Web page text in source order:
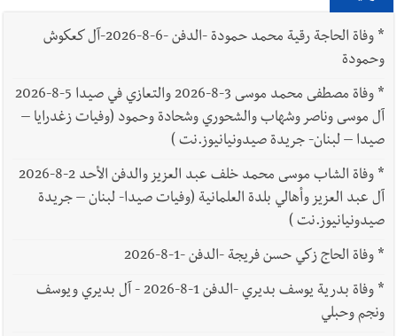
*
وفاة الحاجة رقية محمد حمودة -الدفن -6-8-2026-آل كعكوش
وحمودة
*
وفاة مصطفى محمد موسى 3-8-2026 والتعازي في صيدا 5-8-2026
آل موسى وناصر وشهاب والشحوري وشحادة وحمود (وفيات زغدرايا –
صيدا – لبنان- جريدة صيدونيانيوز.نت )
*
وفاة الشاب موسى محمد خلف عبد العزيز والدفن الأحد 2-8-2026
آل عبد العزيز وأهالي بلدة العلمانية (وفيات صيدا- لبنان – جريدة
صيدونيانيوز.نت )
*وفاة الحاج زكي حسن فريجة -الدفن -1-8-2026
*
وفاة بدرية يوسف بديري -الدفن 1-8-2026 - آل بديري ويوسف
ونجم وحبلي